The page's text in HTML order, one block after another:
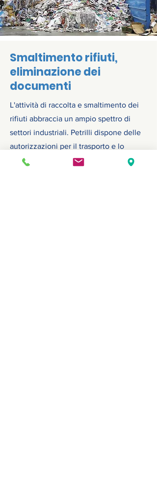
Smaltimento rifiuti,
eliminazione dei
documenti
L'attività di raccolta e smaltimento dei
rifiuti abbraccia un ampio spettro di
settori industriali. Petrilli dispone delle
autorizzazioni per il trasporto e lo
stoccaggio di: materiali ferrosi, carta,